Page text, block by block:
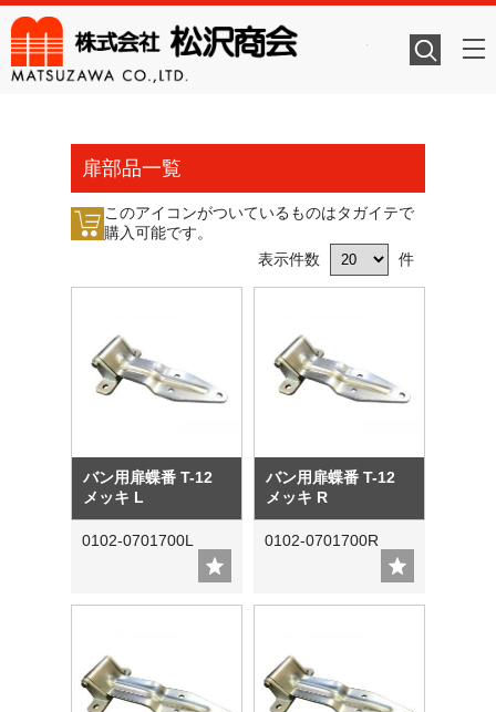
株式会
扉部品一覧
このアイコンがついているものはタガイテで
購入可能です。
表示件数
件
バン用扉蝶番 T-12
メッキ L
0102-0701700L
バン用扉蝶番 T-12
メッキ R
0102-0701700R